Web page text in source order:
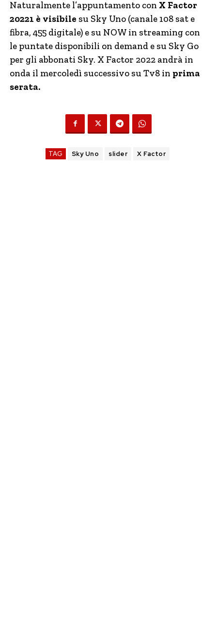
Naturalmente l’appuntamento con X Factor
20221 è visibile su Sky Uno (canale 108 sat e
fibra, 455 digitale) e su NOW in streaming con
le puntate disponibili on demand e su Sky Go
per gli abbonati Sky. X Factor 2022 andrà in
onda il mercoledì successivo su Tv8 in prima
serata.
TAG Sky Uno slider X Factor